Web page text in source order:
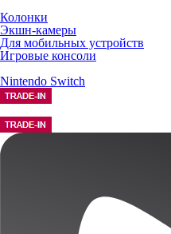
Колонки
Экшн-камеры
Для мобильных устройств
Игровые консоли
Nintendo Switch